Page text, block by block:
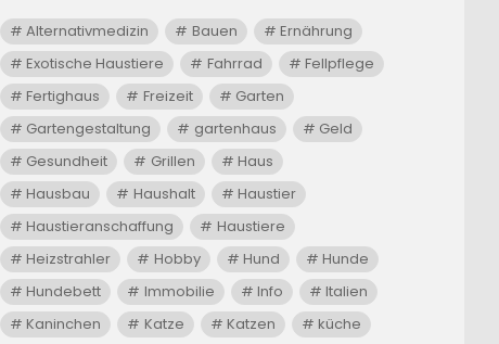
Alternativmedizin Bauen
Ernährung
Exotische Haustiere
Fahrrad
Fellpflege
Fertighaus
Freizeit
Garten
Gartengestaltung
gartenhaus
Geld
Gesundheit
Grillen
Haus
Hausbau
Haushalt
Haustier
Haustieranschaffung
Haustiere
Heizstrahler
Hobby Hund
Hunde
Hundebett
Immobilie Info
Italien
Kaninchen
Katze Katzen küche